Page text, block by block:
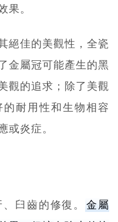
果。
絕佳的美觀性，全瓷
金屬冠可能產生的黑
觀的追求；除了美觀
耐用性和生物相容
或炎症。
臼齒的修復。 金屬